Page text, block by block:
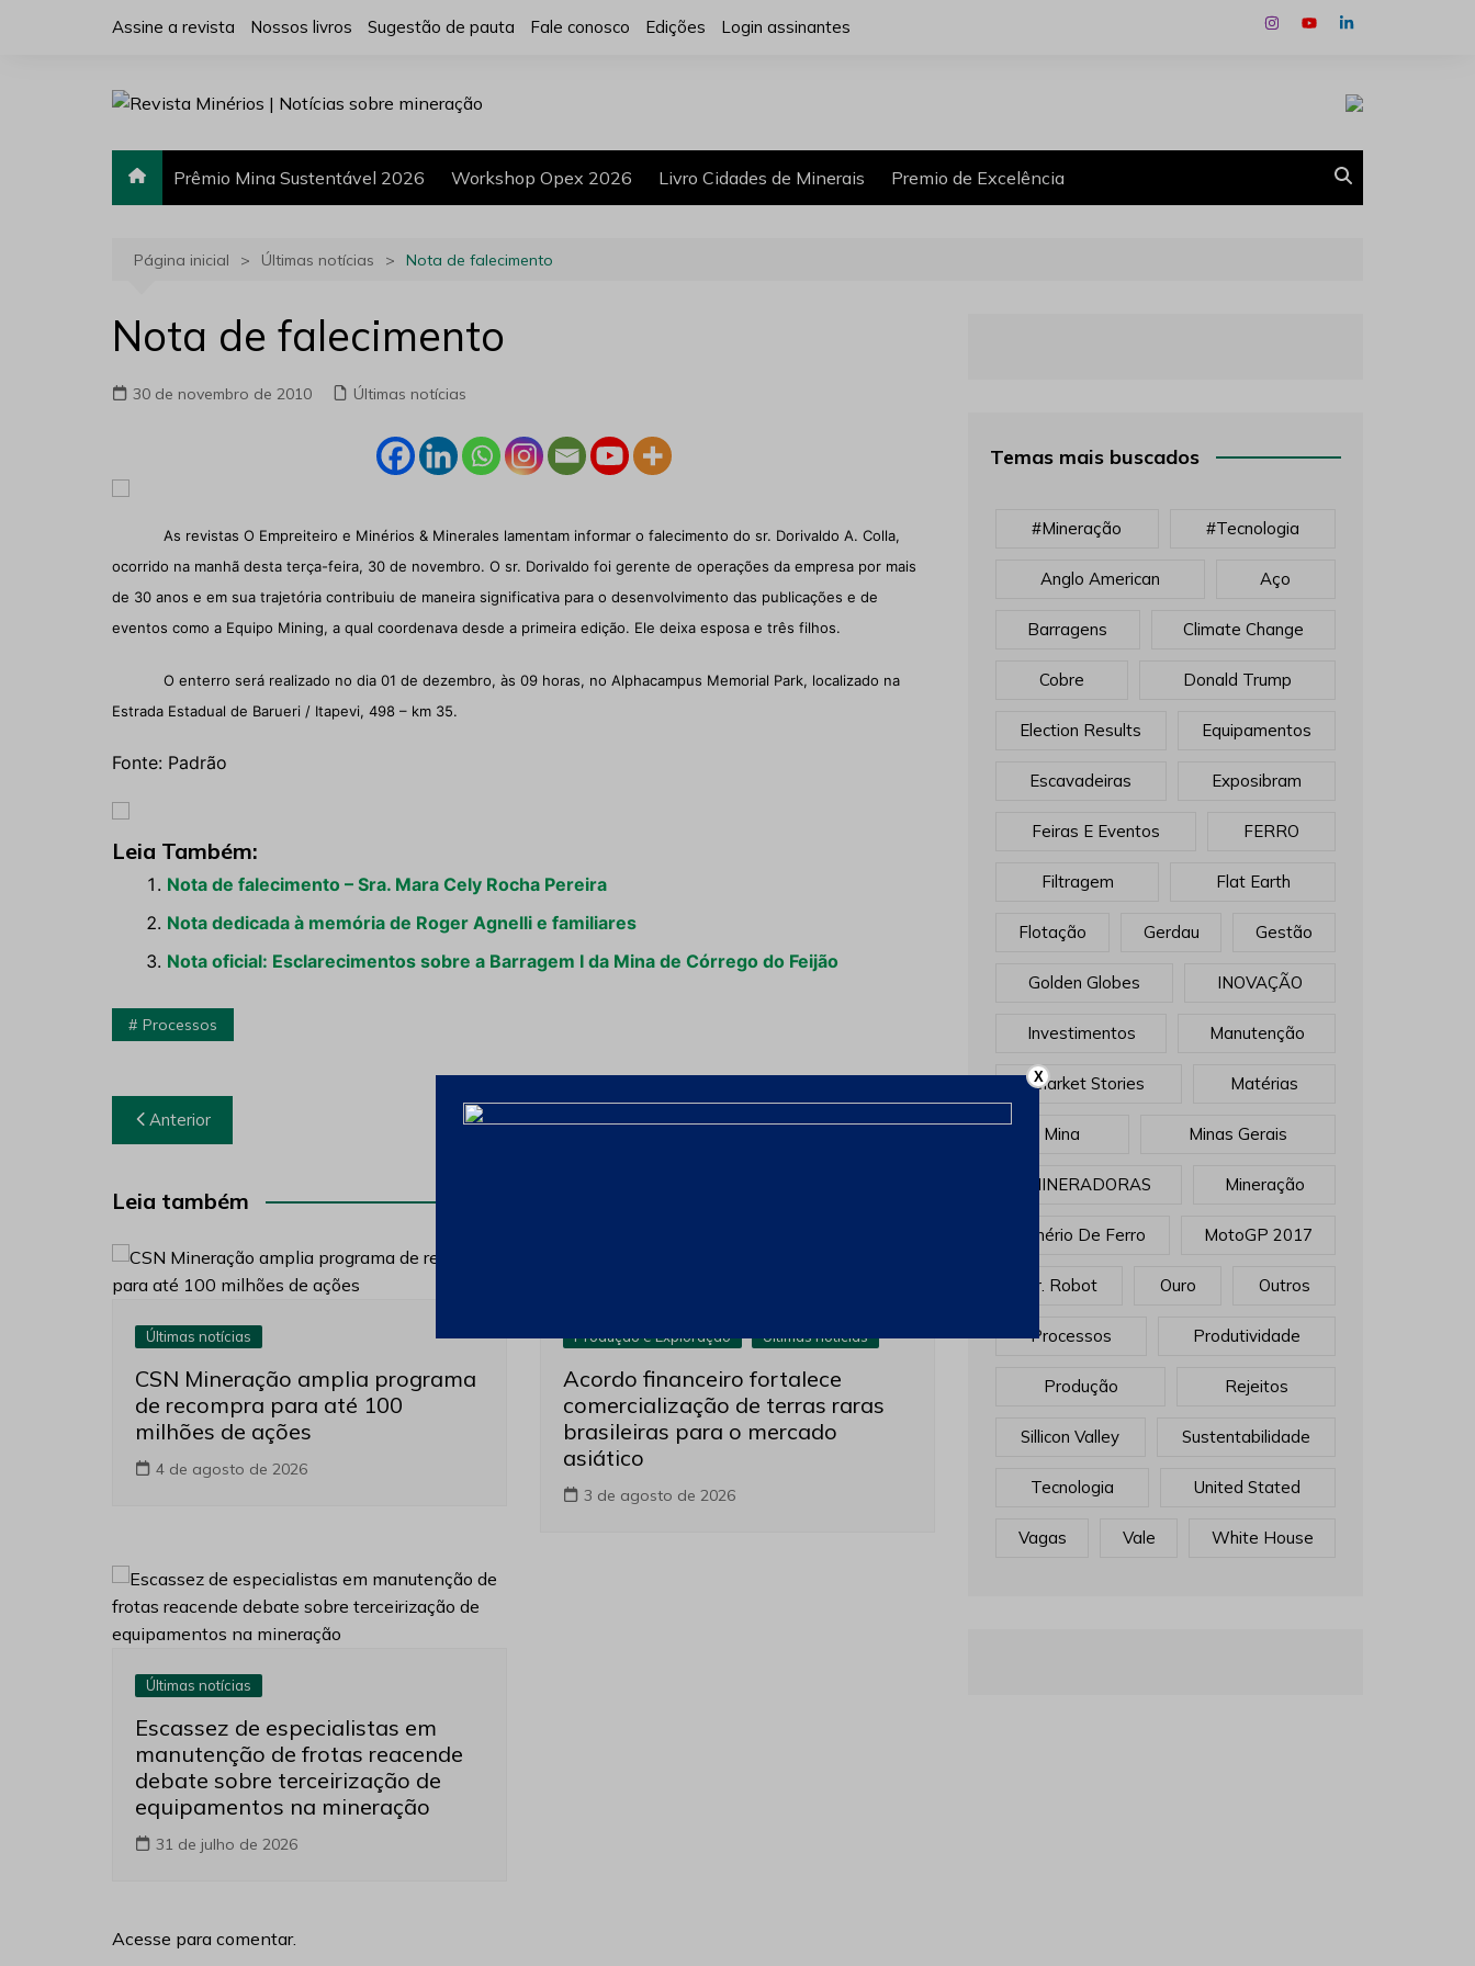
Assine a revista Nossos livros Sugestão de pauta Fale conosco Edições Login assinantes
Prêmio Mina Sustentável 2026 Workshop Opex 2026 Livro Cidades de Minerais Premio de Excelência
Página inicial Últimas notícias Nota de falecimento
Nota de falecimento
30 de novembro de 2010 Últimas notícias
As revistas O Empreiteiro e Minérios & Minerales lamentam informar o falecimento do sr. Dorivaldo A. Colla,
ocorrido na manhã desta terça-feira, 30 de novembro. O sr. Dorivaldo foi gerente de operações da empresa por mais
de 30 anos e em sua trajetória contribuiu de maneira significativa para o desenvolvimento das publicações e de
eventos como a Equipo Mining, a qual coordenava desde a primeira edição. Ele deixa esposa e três filhos.
O enterro será realizado no dia 01 de dezembro, às 09 horas, no Alphacampus Memorial Park, localizado na
Estrada Estadual de Barueri / Itapevi, 498 – km 35.
Fonte: Padrão
Leia Também:
Nota de falecimento – Sra. Mara Cely Rocha Pereira
Nota dedicada à memória de Roger Agnelli e familiares
Nota oficial: Esclarecimentos sobre a Barragem I da Mina de Córrego do Feijão
Processos
Navegação
de
Post
Anterior Próximo
Leia também
Últimas notícias
CSN Mineração amplia programa
de recompra para até 100
milhões de ações
4 de agosto de 2026
Produção e Exploração Últimas notícias
Acordo financeiro fortalece
comercialização de terras raras
brasileiras para o mercado
asiático
3 de agosto de 2026
Últimas notícias
Escassez de especialistas em
manutenção de frotas reacende
debate sobre terceirização de
equipamentos na mineração
31 de julho de 2026
Acesse para comentar.
Temas mais buscados
#mineração #tecnologia
Anglo American Aço
Barragens Climate Change
Cobre Donald Trump
Election Results Equipamentos
Escavadeiras Exposibram
Feiras E Eventos FERRO
Filtragem Flat Earth
Flotação Gerdau Gestão
Golden Globes INOVAÇÃO
Investimentos Manutenção
Market Stories Matérias
Mina Minas Gerais
MINERADORAS Mineração
Minério De Ferro MotoGP 2017
Mr. Robot Ouro Outros
Processos Produtividade
Produção Rejeitos
Sillicon Valley Sustentabilidade
Tecnologia United Stated
Vagas Vale White House
X